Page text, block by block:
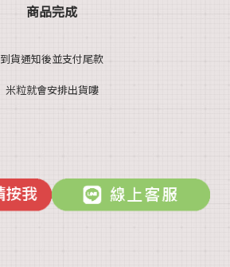
商品完成
到貨通知後並支付尾款
米粒就會安排出貨嘍